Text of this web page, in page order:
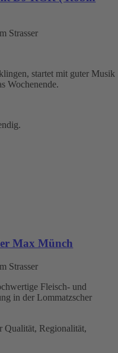
Strasser
startet mit guter Musik
Wochenende.
Max Münch
Strasser
Fleisch- und
in der Lommatzscher
Regionalität,